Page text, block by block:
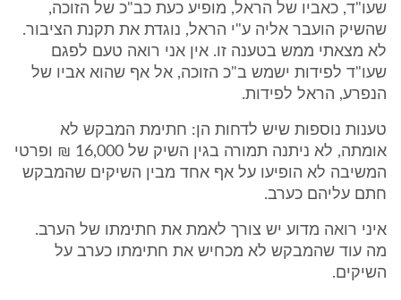
שעו"ד, כאביו של הראל, מופיע כעת כב"כ של הזוכה,
שהשיק הועבר אליה ע"י הראל, נוגדת את תקנת הציבור.
לא מצאתי ממש בטענה זו. אין אני רואה טעם לפגם
שעו"ד לפידות ישמש ב"כ הזוכה, אל אף שהוא אביו של
הנפרע, הראל לפידות.
טענות נוספות שיש לדחות הן: חתימת המבקש לא
אומתה, לא ניתנה תמורה בגין השיק של 16,000 ₪ ופרטי
המשיבה לא הופיעו על אף אחד מבין השיקים שהמבקש
חתם עליהם כערב.
איני רואה מדוע יש צורך לאמת את חתימתו של הערב.
מה עוד שהמבקש לא מכחיש את חתימתו כערב על
השיקים.